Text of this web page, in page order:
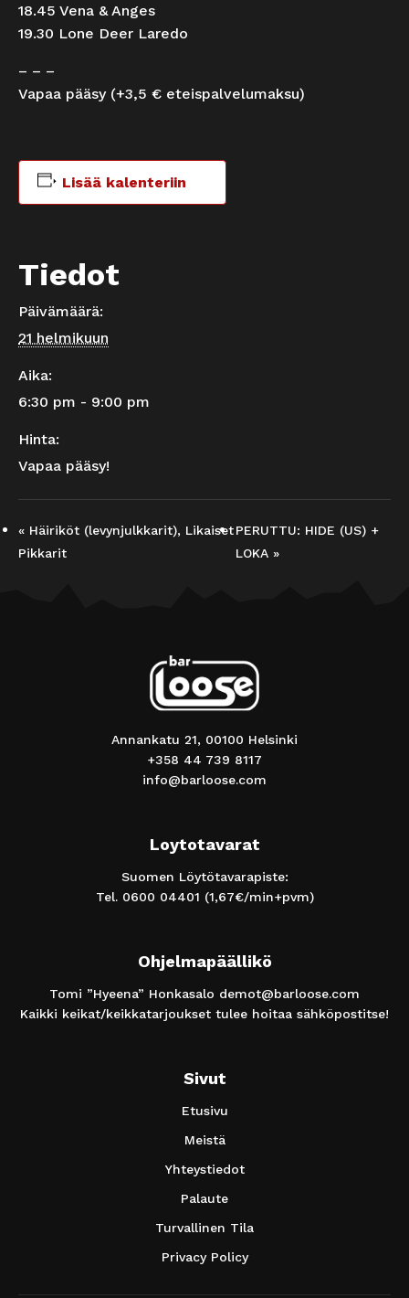
18.45 Vena & Anges
19.30 Lone Deer Laredo
– – –
Vapaa pääsy (+3,5 € eteispalvelumaksu)
Lisää kalenteriin
Tiedot
Päivämäärä:
21 helmikuun
Aika:
6:30 pm - 9:00 pm
Hinta:
Vapaa pääsy!
« Häiriköt (levynjulkkarit), Likaiset
Pikkarit
PERUTTU: HIDE (US) +
LOKA »
Annankatu 21, 00100 Helsinki
+358 44 739 8117
info@barloose.com
Loytotavarat
Suomen Löytötavarapiste:
Tel. 0600 04401 (1,67€/min+pvm)
Ohjelmapäällikö
Tomi ”Hyeena” Honkasalo demot@barloose.com
Kaikki keikat/keikkatarjoukset tulee hoitaa sähköpostitse!
Sivut
Etusivu
Meistä
Yhteystiedot
Palaute
Turvallinen Tila
Privacy Policy